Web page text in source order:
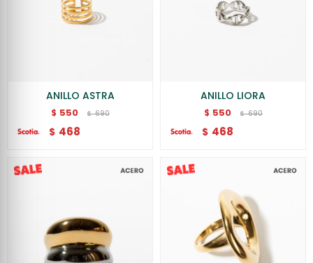
ANILLO ASTRA
$ 550 $ 690
$ 468
ANILLO LIORA
$ 550 $ 690
$ 468